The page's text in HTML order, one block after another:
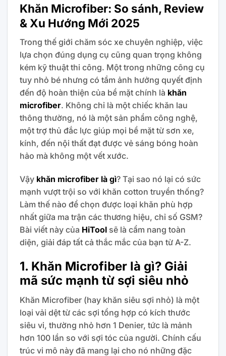
Khăn Microfiber: So sánh, Review
& Xu Hướng Mới 2025
Trong thế giới chăm sóc xe chuyên nghiệp, việc
lựa chọn đúng dụng cụ cũng quan trọng không
kém kỹ thuật thi công. Một trong những công cụ
tuy nhỏ bé nhưng có tầm ảnh hưởng quyết định
đến độ hoàn thiện của bề mặt chính là khăn
microfiber. Không chỉ là một chiếc khăn lau
thông thường, nó là một sản phẩm công nghệ,
một trợ thủ đắc lực giúp mọi bề mặt từ sơn xe,
kính, đến nội thất đạt được vẻ sáng bóng hoàn
hảo mà không một vết xước.
Vậy khăn microfiber là gì? Tại sao nó lại có sức
mạnh vượt trội so với khăn cotton truyền thống?
Làm thế nào để chọn được loại khăn phù hợp
nhất giữa ma trận các thương hiệu, chỉ số GSM?
Bài viết này của HiTool sẽ là cẩm nang toàn
diện, giải đáp tất cả thắc mắc của bạn từ A-Z.
1. Khăn Microfiber là gì? Giải
mã sức mạnh từ sợi siêu nhỏ
Khăn Microfiber (hay khăn siêu sợi nhỏ) là một
loại vải dệt từ các sợi tổng hợp có kích thước
siêu vi, thường nhỏ hơn 1 Denier, tức là mảnh
hơn 100 lần so với sợi tóc của người. Chính cấu
trúc vi mô này đã mang lại cho nó những đặc